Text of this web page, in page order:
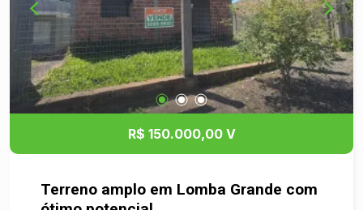
lazer, ideal para famílias. Não perca essa chance
de garantir seu novo lar em uma região
valorizada. Entre em contato para mais
informações!
R$ 150.000,00 V
Terreno amplo em Lomba Grande com